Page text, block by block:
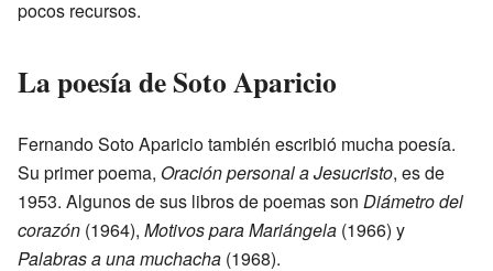
pocos recursos.
La poesía de Soto Aparicio
Fernando Soto Aparicio también escribió mucha poesía.
Su primer poema, Oración personal a Jesucristo, es de
1953. Algunos de sus libros de poemas son Diámetro del
corazón (1964), Motivos para Mariángela (1966) y
Palabras a una muchacha (1968).